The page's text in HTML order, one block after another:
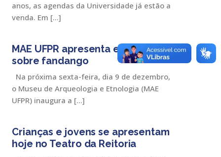
anos, as agendas da Universidade já estão a
venda. Em […]
MAE UFPR apresenta exposição
sobre fandango
Na próxima sexta-feira, dia 9 de dezembro,
o Museu de Arqueologia e Etnologia (MAE
UFPR) inaugura a […]
Crianças e jovens se apresentam
hoje no Teatro da Reitoria